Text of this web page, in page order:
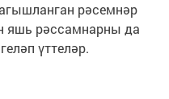
рәсемнәр
яшь рәссамнарны да
үттеләр.